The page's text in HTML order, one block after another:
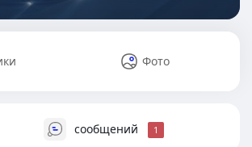
Фото
сообщений 1